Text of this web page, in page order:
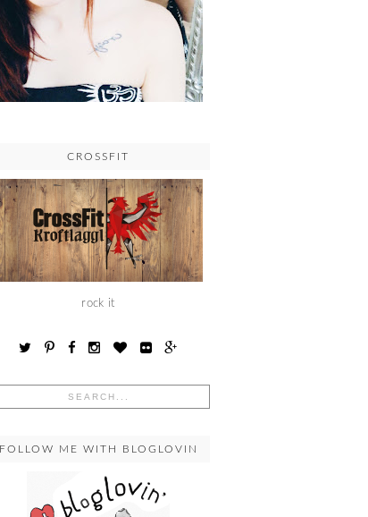
CROSSFIT
rock it
FOLLOW ME WITH BLOGLOVIN